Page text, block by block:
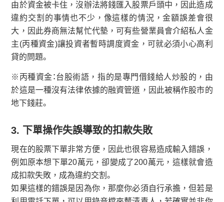
由於資金被卡住，沒辦法將錢匯入股票戶頭中，因此造成
違約交割的事情也不少，像這樣的情況，金額誤差會很
大，因此券商無法幫忙代墊，可有些營業員會介紹私人金
主(丙種資金)讓投資者暫時調度資金，可就必須小心高利
貸的問題。
※丙種資金：台股術語，指的是專門借錢給人炒股的，由
於這是一種沒有法律依據的融資管道，因此被稱作股市的
地下錢莊。
3. 下單操作失誤導致的扣款失敗
現在的股票下單非常方便，因此也很容易造成輸入錯誤，
例如原本想下單20萬元，卻變成了200萬元，這樣就會造
成扣款失敗，成為違約交割。
如果這樣的錯誤是因為你，那麼你必須自行承擔，但若是